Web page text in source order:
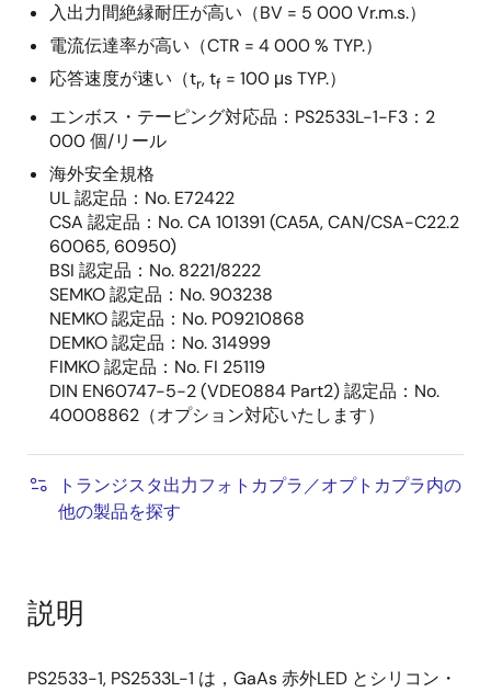
入出力間絶縁耐圧が高い（BV = 5 000 Vr.m.s.）
電流伝達率が高い（CTR = 4 000 % TYP.）
応答速度が速い（tr, tf = 100 μs TYP.）
エンボス・テーピング対応品：PS2533L-1-F3：2
000 個/リール
海外安全規格
UL 認定品：No. E72422
CSA 認定品：No. CA 101391 (CA5A, CAN/CSA-C22.2
60065, 60950)
BSI 認定品：No. 8221/8222
SEMKO 認定品：No. 903238
NEMKO 認定品：No. P09210868
DEMKO 認定品：No. 314999
FIMKO 認定品：No. FI 25119
DIN EN60747-5-2 (VDE0884 Part2) 認定品：No.
40008862（オプション対応いたします）
トランジスタ出力フォトカプラ／オプトカプラ内の
他の製品を探す
説明
PS2533-1, PS2533L-1 は，GaAs 赤外LED とシリコン・